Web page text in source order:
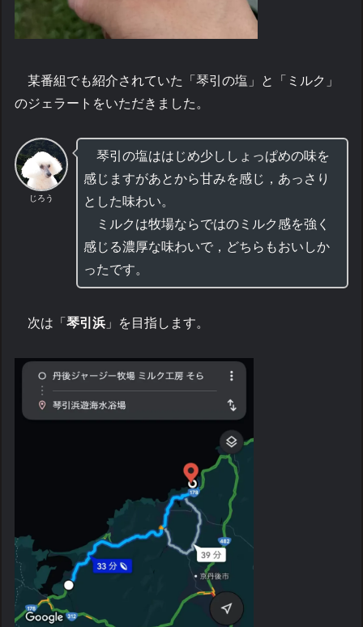
某番組でも紹介されていた「琴引の塩」と「ミルク」
のジェラートをいただきました。
じろう
琴引の塩ははじめ少ししょっぱめの味を
感じますがあとから甘みを感じ，あっさり
とした味わい。
ミルクは牧場ならではのミルク感を強く
感じる濃厚な味わいで，どちらもおいしか
ったです。
次は「琴引浜 」を目指します。